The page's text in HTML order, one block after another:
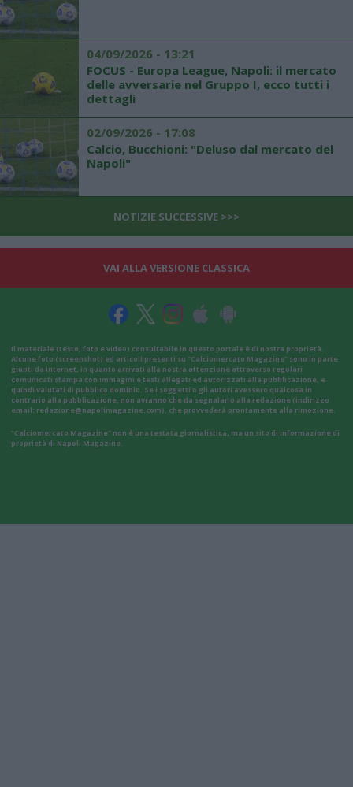
04/09/2026 - 13:21
FOCUS - Europa League, Napoli: il mercato
delle avversarie nel Gruppo I, ecco tutti i
dettagli
02/09/2026 - 17:08
Calcio, Bucchioni: "Deluso dal mercato del
Napoli"
NOTIZIE SUCCESSIVE >>>
VAI ALLA VERSIONE CLASSICA
Il materiale (testo, foto e video) consultabile in questo portale è di nostra proprietà.
Alcune foto (screenshot) ed articoli presenti su "Calciomercato Magazine" sono in parte
giunti da internet, in quanto arrivati alla nostra attenzione attraverso regolari
comunicati stampa con immagini e testi allegati ed autorizzati alla pubblicazione, e
quindi valutati di pubblico dominio. Se i soggetti o gli autori avessero qualcosa in
contrario alla pubblicazione, non avranno che da segnalarlo alla redazione (indirizzo
email: redazione@napolimagazine.com), che provvederà prontamente alla rimozione.
"Calciomercato Magazine" non è una testata giornalistica, ma un sito di informazione di
proprietà di Napoli Magazine.